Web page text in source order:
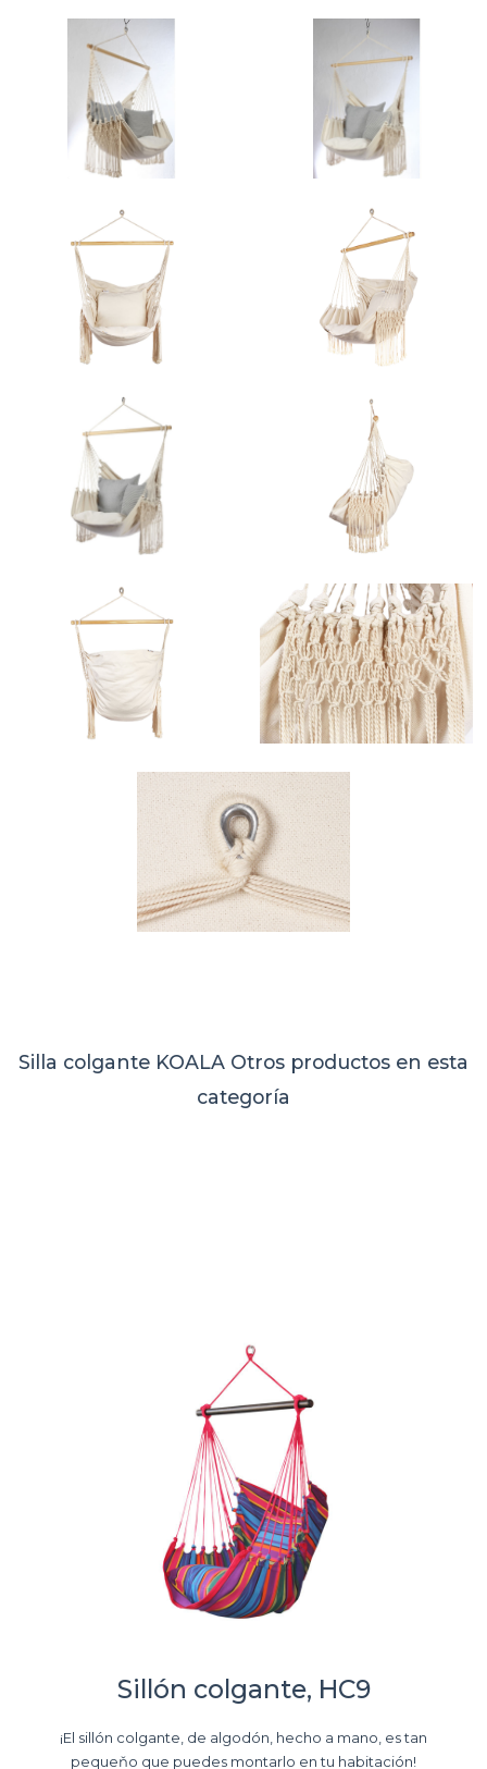
Silla colgante KOALA Otros productos en esta
categoría
Sillón colgante, HC9
¡El sillón colgante, de algodón, hecho a mano, es tan
pequeňo que puedes montarlo en tu habitación!